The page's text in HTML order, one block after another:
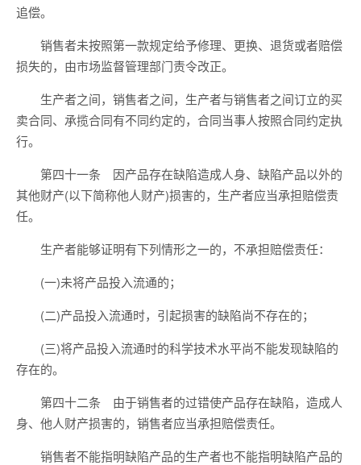
追偿。
销售者未按照第一款规定给予修理、更换、退货或者赔偿
损失的，由市场监督管理部门责令改正。
生产者之间，销售者之间，生产者与销售者之间订立的买
卖合同、承揽合同有不同约定的，合同当事人按照合同约定执
行。
第四十一条 因产品存在缺陷造成人身、缺陷产品以外的
其他财产(以下简称他人财产)损害的，生产者应当承担赔偿责
任。
生产者能够证明有下列情形之一的，不承担赔偿责任：
(一)未将产品投入流通的；
(二)产品投入流通时，引起损害的缺陷尚不存在的；
(三)将产品投入流通时的科学技术水平尚不能发现缺陷的
存在的。
第四十二条 由于销售者的过错使产品存在缺陷，造成人
身、他人财产损害的，销售者应当承担赔偿责任。
销售者不能指明缺陷产品的生产者也不能指明缺陷产品的